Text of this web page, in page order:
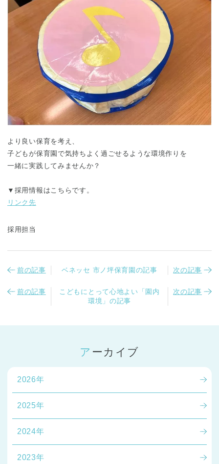
より良い保育を考え、
子どもが保育園で気持ちよく過ごせるような環境作りを
一緒に実践してみませんか？
▼採用情報はこちらです。
リンク先
採用担当
前の記事 ベネッセ 市ノ坪保育園の記事 次の記事
前の記事
こどもにとって心地よい「園内
環境」の記事
次の記事
アーカイブ
2026年
2025年
2024年
2023年